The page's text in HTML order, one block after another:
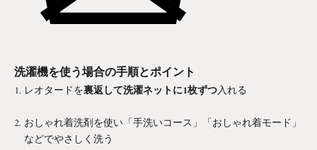
洗濯機を使う場合の手順とポイント
レオタードを裏返して洗濯ネットに1枚ずつ入れる
おしゃれ着洗剤を使い「手洗いコース」「おしゃれ着モード」
などでやさしく洗う